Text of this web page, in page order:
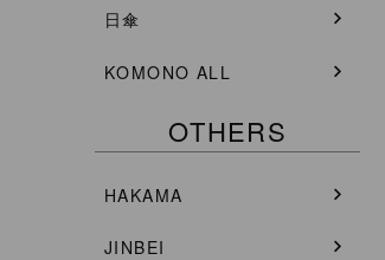
日傘
KOMONO ALL
OTHERS
HAKAMA
JINBEI